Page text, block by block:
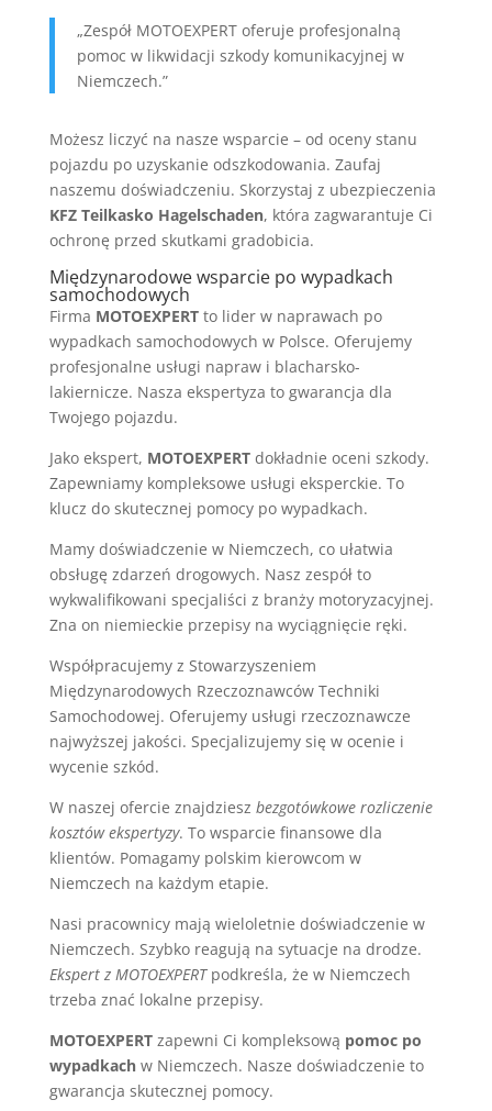
„Zespół MOTOEXPERT oferuje profesjonalną
pomoc w likwidacji szkody komunikacyjnej w
Niemczech.”
Możesz liczyć na nasze wsparcie – od oceny stanu
pojazdu po uzyskanie odszkodowania. Zaufaj
naszemu doświadczeniu. Skorzystaj z ubezpieczenia
KFZ Teilkasko Hagelschaden, która zagwarantuje Ci
ochronę przed skutkami gradobicia.
Międzynarodowe wsparcie po wypadkach
samochodowych
Firma MOTOEXPERTto lider w naprawach po
wypadkach samochodowych w Polsce. Oferujemy
profesjonalne usługi napraw i blacharsko-
lakiernicze. Nasza ekspertyza to gwarancja dla
Twojego pojazdu.
Jako ekspert, MOTOEXPERTdokładnie oceni szkody.
Zapewniamy kompleksowe usługi eksperckie. To
klucz do skutecznej pomocy po wypadkach.
Mamy doświadczenie w Niemczech, co ułatwia
obsługę zdarzeń drogowych. Nasz zespół to
wykwalifikowani specjaliści z branży motoryzacyjnej.
Zna on niemieckie przepisy na wyciągnięcie ręki.
Współpracujemy z Stowarzyszeniem
Międzynarodowych Rzeczoznawców Techniki
Samochodowej. Oferujemy usługi rzeczoznawcze
najwyższej jakości. Specjalizujemy się w ocenie i
wycenie szkód.
W naszej ofercie znajdziesz bezgotówkowe rozliczenie
kosztów ekspertyzy. To wsparcie finansowe dla
klientów. Pomagamy polskim kierowcom w
Niemczech na każdym etapie.
Nasi pracownicy mają wieloletnie doświadczenie w
Niemczech. Szybko reagują na sytuacje na drodze.
Ekspert z MOTOEXPERTpodkreśla, że w Niemczech
trzeba znać lokalne przepisy.
MOTOEXPERTzapewni Ci kompleksową pomoc po
wypadkachw Niemczech. Nasze doświadczenie to
gwarancja skutecznej pomocy.